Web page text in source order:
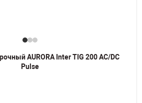
AURORA Inter TIG 200 AC/DC
Pulse